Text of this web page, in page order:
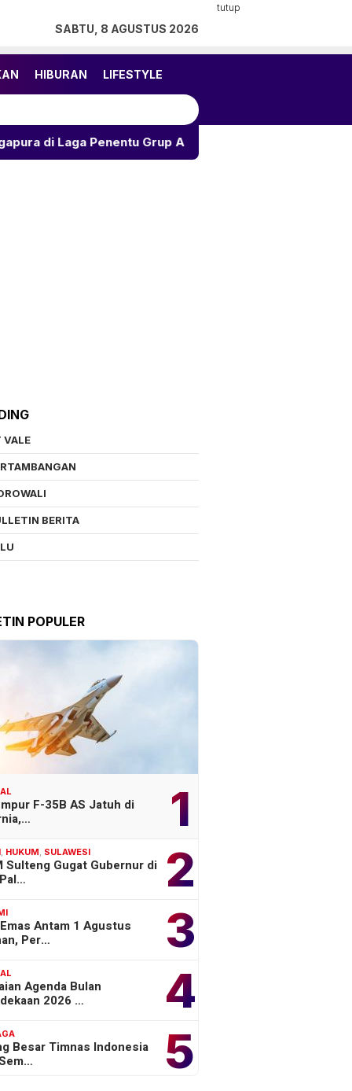
tutup
SABTU, 8 AGUSTUS 2026
HIBURAN LIFESTYLE
Grup A Piala AFF 2026
VALE
BERITA
POPULER
1
F-35B AS Jatuh di
2
HUKUM SULAWESI
Sulteng Gugat Gubernur di
3
Antam 1 Agustus
Per…
4
Agenda Bulan
2026 …
5
Besar Timnas Indonesia